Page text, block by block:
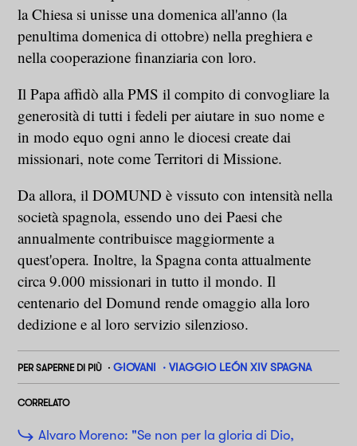
la Chiesa si unisse una domenica all'anno (la
penultima domenica di ottobre) nella preghiera e
nella cooperazione finanziaria con loro.
Il Papa affidò alla PMS il compito di convogliare la
generosità di tutti i fedeli per aiutare in suo nome e
in modo equo ogni anno le diocesi create dai
missionari, note come Territori di Missione.
Da allora, il DOMUND è vissuto con intensità nella
società spagnola, essendo uno dei Paesi che
annualmente contribuisce maggiormente a
quest'opera. Inoltre, la Spagna conta attualmente
circa 9.000 missionari in tutto il mondo. Il
centenario del Domund rende omaggio alla loro
dedizione e al loro servizio silenzioso.
PER SAPERNE DI PIÙ GIOVANI VIAGGIO LEÓN XIV SPAGNA
CORRELATO
Alvaro Moreno: "Se non per la gloria di Dio,